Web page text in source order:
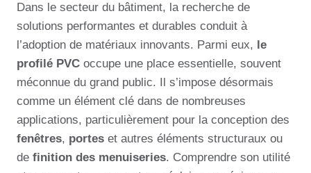
Dans le secteur du bâtiment, la recherche de
solutions performantes et durables conduit à
l’adoption de matériaux innovants. Parmi eux, le
profilé PVC occupe une place essentielle, souvent
méconnue du grand public. Il s’impose désormais
comme un élément clé dans de nombreuses
applications, particulièrement pour la conception des
fenêtres, portes et autres éléments structuraux ou
de finition des menuiseries. Comprendre son utilité